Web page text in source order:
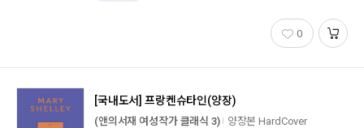
0
[국내도서] 프랑켄슈타인(양장)
(앤의서재 여성작가 클래식 3)
양장본 HardCover